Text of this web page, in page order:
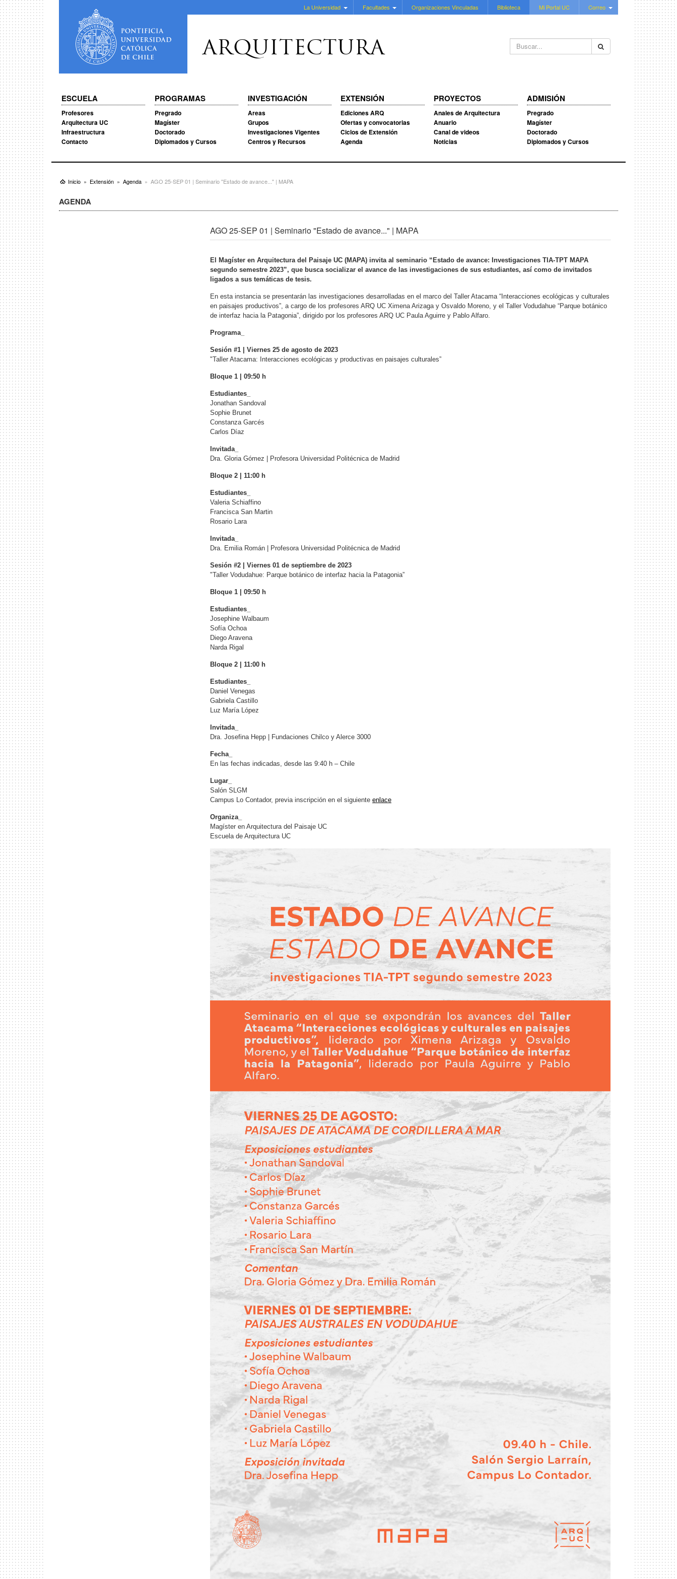
La Universidad Facultades Organizaciones Vinculadas Biblioteca Mi Portal UC Correo
Buscar...
ARQUITECTURA
ESCUELA
Profesores
Arquitectura UC
Infraestructura
Contacto
PROGRAMAS
Pregrado
Magíster
Doctorado
Diplomados y Cursos
INVESTIGACIÓN
Areas
Grupos
Investigaciones Vigentes
Centros y Recursos
EXTENSIÓN
Ediciones ARQ
Ofertas y convocatorias
Ciclos de Extensión
Agenda
PROYECTOS
Anales de Arquitectura
Anuario
Canal de videos
Noticias
ADMISIÓN
Pregrado
Magíster
Doctorado
Diplomados y Cursos
Inicio Extensión Agenda AGO 25-SEP 01 | Seminario "Estado de avance..." | MAPA
AGENDA
AGO 25-SEP 01 | Seminario "Estado de avance..." | MAPA
El Magíster en Arquitectura del Paisaje UC (MAPA) invita al seminario “Estado de avance: Investigaciones TIA-TPT MAPA
segundo semestre 2023”, que busca socializar el avance de las investigaciones de sus estudiantes, así como de invitados
ligados a sus temáticas de tesis.
En esta instancia se presentarán las investigaciones desarrolladas en el marco del Taller Atacama “Interacciones ecológicas y culturales
en paisajes productivos”, a cargo de los profesores ARQ UC Ximena Arizaga y Osvaldo Moreno, y el Taller Vodudahue “Parque botánico
de interfaz hacia la Patagonia”, dirigido por los profesores ARQ UC Paula Aguirre y Pablo Alfaro.
Programa_
Sesión #1 | Viernes 25 de agosto de 2023
"Taller Atacama: Interacciones ecológicas y productivas en paisajes culturales”
Bloque 1 | 09:50 h
Estudiantes_
Jonathan Sandoval
Sophie Brunet
Constanza Garcés
Carlos Díaz
Invitada_
Dra. Gloria Gómez | Profesora Universidad Politécnica de Madrid
Bloque 2 | 11:00 h
Estudiantes_
Valeria Schiaffino
Francisca San Martin
Rosario Lara
Invitada_
Dra. Emilia Román | Profesora Universidad Politécnica de Madrid
Sesión #2 | Viernes 01 de septiembre de 2023
"Taller Vodudahue: Parque botánico de interfaz hacia la Patagonia”
Bloque 1 | 09:50 h
Estudiantes_
Josephine Walbaum
Sofía Ochoa
Diego Aravena
Narda Rigal
Bloque 2 | 11:00 h
Estudiantes_
Daniel Venegas
Gabriela Castillo
Luz María López
Invitada_
Dra. Josefina Hepp | Fundaciones Chilco y Alerce 3000
Fecha_
En las fechas indicadas, desde las 9:40 h – Chile
Lugar_
Salón SLGM
Campus Lo Contador, previa inscripción en el siguiente enlace
Organiza_
Magíster en Arquitectura del Paisaje UC
Escuela de Arquitectura UC